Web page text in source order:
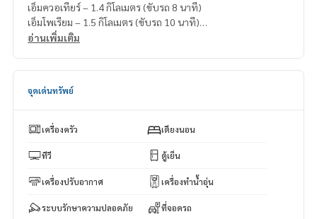
เอ็มควอเทียร์ – 1.4 กิโลเมตร (ขับรถ 8 นาที)
เอ็มโพเรียม – 1.5 กิโลเมตร (ขับรถ 10 นาที)
เอ็มสเฟียร์ – 1.9 กิโลเมตร (ขับรถ 12 นาที)
อ่านเพิ่มเติม
จุดเด่นทรัพย์
เครื่องครัว เตียงนอน
ทีวี ตู้เย็น
เครื่องปรับอากาศ เครื่องทำน้ำอุ่น
ระบบรักษาความปลอดภัย ที่จอดรถ